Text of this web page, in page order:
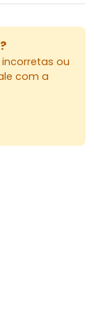
espaço
ou
com a